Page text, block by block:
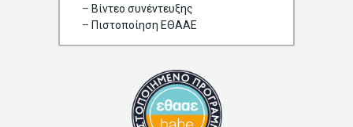
– Bίντεο συνέντευξης
– Πιστοποίηση ΕΘΑΑΕ